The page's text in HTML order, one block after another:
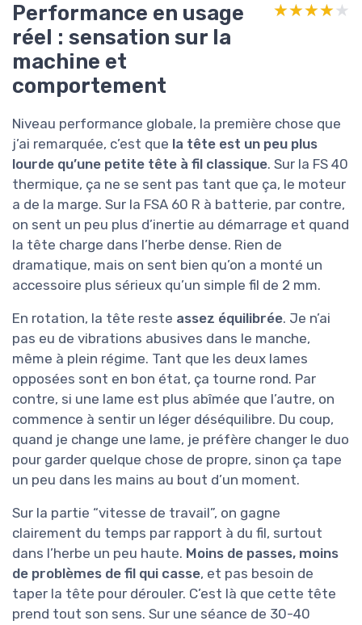
Performance en usage
réel : sensation sur la
machine et
comportement
★★★★★
★★★★★
Niveau performance globale, la première chose que
j’ai remarquée, c’est que la tête est un peu plus
lourde qu’une petite tête à fil classique. Sur la FS 40
thermique, ça ne se sent pas tant que ça, le moteur
a de la marge. Sur la FSA 60 R à batterie, par contre,
on sent un peu plus d’inertie au démarrage et quand
la tête charge dans l’herbe dense. Rien de
dramatique, mais on sent bien qu’on a monté un
accessoire plus sérieux qu’un simple fil de 2 mm.
En rotation, la tête reste assez équilibrée. Je n’ai
pas eu de vibrations abusives dans le manche,
même à plein régime. Tant que les deux lames
opposées sont en bon état, ça tourne rond. Par
contre, si une lame est plus abîmée que l’autre, on
commence à sentir un léger déséquilibre. Du coup,
quand je change une lame, je préfère changer le duo
pour garder quelque chose de propre, sinon ça tape
un peu dans les mains au bout d’un moment.
Sur la partie “vitesse de travail”, on gagne
clairement du temps par rapport à du fil, surtout
dans l’herbe un peu haute. Moins de passes, moins
de problèmes de fil qui casse, et pas besoin de
taper la tête pour dérouler. C’est là que cette tête
prend tout son sens. Sur une séance de 30-40